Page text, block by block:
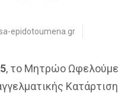
epidotoumena.gr
, το Μητρώο